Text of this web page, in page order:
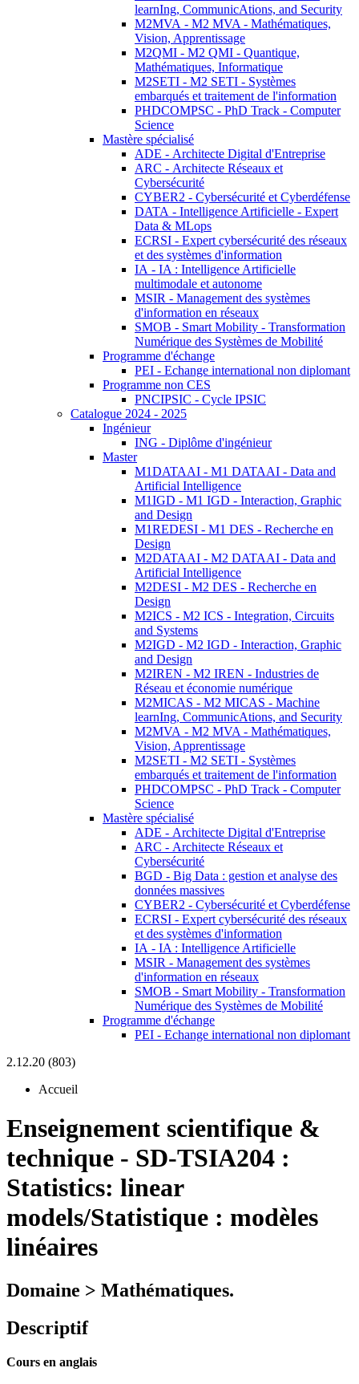
learnIng, CommunicAtions, and Security
M2MVA - M2 MVA - Mathématiques,
Vision, Apprentissage
M2QMI - M2 QMI - Quantique,
Mathématiques, Informatique
M2SETI - M2 SETI - Systèmes
embarqués et traitement de l'information
PHDCOMPSC - PhD Track - Computer
Science
Mastère spécialisé
ADE - Architecte Digital d'Entreprise
ARC - Architecte Réseaux et
Cybersécurité
CYBER2 - Cybersécurité et Cyberdéfense
DATA - Intelligence Artificielle - Expert
Data & MLops
ECRSI - Expert cybersécurité des réseaux
et des systèmes d'information
IA - IA : Intelligence Artificielle
multimodale et autonome
MSIR - Management des systèmes
d'information en réseaux
SMOB - Smart Mobility - Transformation
Numérique des Systèmes de Mobilité
Programme d'échange
PEI - Echange international non diplomant
Programme non CES
PNCIPSIC - Cycle IPSIC
Catalogue 2024 - 2025
Ingénieur
ING - Diplôme d'ingénieur
Master
M1DATAAI - M1 DATAAI - Data and
Artificial Intelligence
M1IGD - M1 IGD - Interaction, Graphic
and Design
M1REDESI - M1 DES - Recherche en
Design
M2DATAAI - M2 DATAAI - Data and
Artificial Intelligence
M2DESI - M2 DES - Recherche en
Design
M2ICS - M2 ICS - Integration, Circuits
and Systems
M2IGD - M2 IGD - Interaction, Graphic
and Design
M2IREN - M2 IREN - Industries de
Réseau et économie numérique
M2MICAS - M2 MICAS - Machine
learnIng, CommunicAtions, and Security
M2MVA - M2 MVA - Mathématiques,
Vision, Apprentissage
M2SETI - M2 SETI - Systèmes
embarqués et traitement de l'information
PHDCOMPSC - PhD Track - Computer
Science
Mastère spécialisé
ADE - Architecte Digital d'Entreprise
ARC - Architecte Réseaux et
Cybersécurité
BGD - Big Data : gestion et analyse des
données massives
CYBER2 - Cybersécurité et Cyberdéfense
ECRSI - Expert cybersécurité des réseaux
et des systèmes d'information
IA - IA : Intelligence Artificielle
MSIR - Management des systèmes
d'information en réseaux
SMOB - Smart Mobility - Transformation
Numérique des Systèmes de Mobilité
Programme d'échange
PEI - Echange international non diplomant
2.12.20 (803)
Accueil
Enseignement scientifique &
technique - SD-TSIA204 :
Statistics: linear
models/Statistique : modèles
linéaires
Domaine > Mathématiques.
Descriptif
Cours en anglais